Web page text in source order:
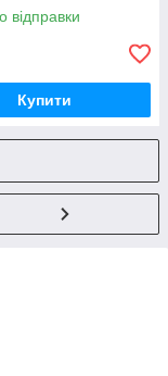
відправки
Купити